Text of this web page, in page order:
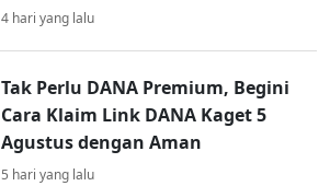
4 hari yang lalu
Tak Perlu DANA Premium, Begini
Cara Klaim Link DANA Kaget 5
Agustus dengan Aman
5 hari yang lalu